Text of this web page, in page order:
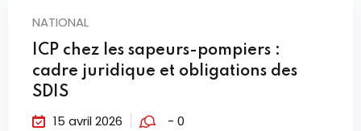
NATIONAL
ICP chez les sapeurs-pompiers :
cadre juridique et obligations des
SDIS
15 avril 2026 - 0